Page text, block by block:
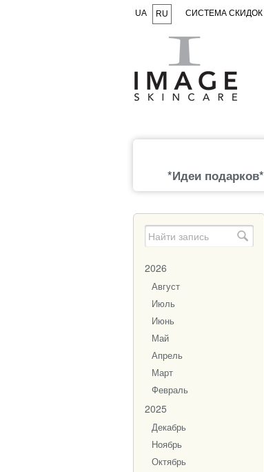
UA RU СИСТЕМА СКИДОК
*Идеи подарков*
2026
Август
Июль
Июнь
Май
Апрель
Март
Февраль
2025
Декабрь
Ноябрь
Октябрь